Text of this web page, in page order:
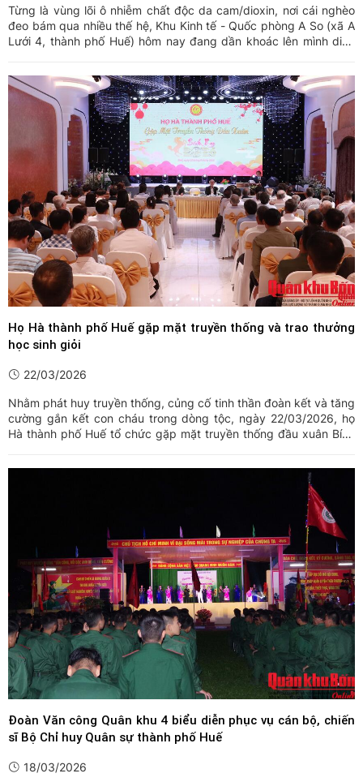
Từng là vùng lõi ô nhiễm chất độc da cam/dioxin, nơi cái nghèo
đeo bám qua nhiều thế hệ, Khu Kinh tế - Quốc phòng A So (xã A
Lưới 4, thành phố Huế) hôm nay đang dần khoác lên mình diện
Họ Hà thành phố Huế gặp mặt truyền thống và trao thưởng
học sinh giỏi
22/03/2026
Nhằm phát huy truyền thống, củng cố tinh thần đoàn kết và tăng
cường gắn kết con cháu trong dòng tộc, ngày 22/03/2026, họ
Hà thành phố Huế tổ chức gặp mặt truyền thống đầu xuân Bính
Đoàn Văn công Quân khu 4 biểu diễn phục vụ cán bộ, chiến
sĩ Bộ Chỉ huy Quân sự thành phố Huế
18/03/2026